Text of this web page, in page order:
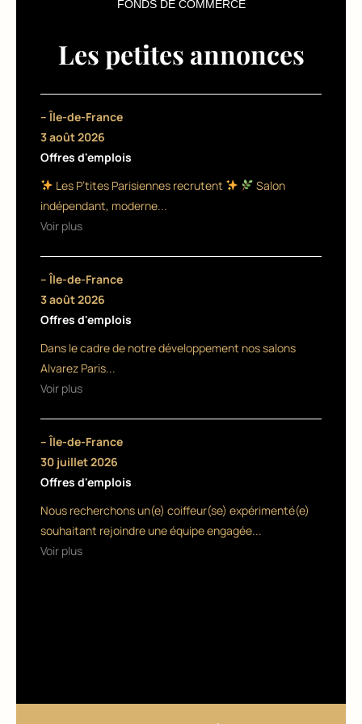
r
l’
e
x
c
ll
e
n
c
e
mb
re
20
25
géné
FONDS DE COMMERCE
Les petites annonces
– Île-de-France
3 août 2026
Offres d'emplois
Les P’tites Parisiennes recrutent
Salon
indépendant, moderne...
Voir plus
– Île-de-France
3 août 2026
Offres d'emplois
Dans le cadre de notre développement nos salons
Alvarez Paris...
Voir plus
– Île-de-France
30 juillet 2026
Offres d'emplois
Nous recherchons un(e) coiffeur(se) expérimenté(e)
souhaitant rejoindre une équipe engagée...
Voir plus